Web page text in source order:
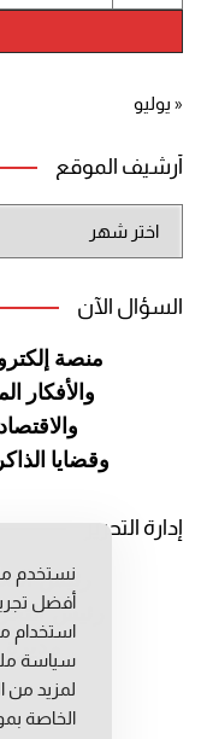
« يوليو
أرشيف الموقع
الموقع
السؤال الآن
منصة
والأفكار
وقضايا
إدارة التحرير
رئيس
رئيس
نستخدم
أفضل
استخدام
سياسة
لمزيد من
الخاصة